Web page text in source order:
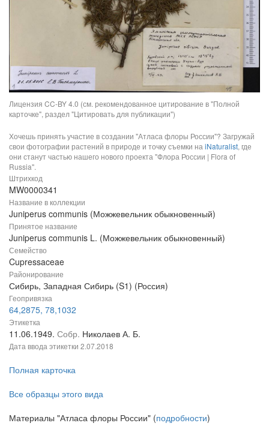
Лицензия CC-BY 4.0 (см. рекомендованное цитирование в "Полной
карточке", раздел "Цитировать для публикации")
Хочешь принять участие в создании "Атласа флоры России"? Загружай
свои фотографии растений в природе и точку съемки на iNaturalist, где
они станут частью нашего нового проекта "Флора России | Flora of
Russia".
Штрихкод
MW0000341
Название в коллекции
Juniperus communis (Можжевельник обыкновенный)
Принятое название
Juniperus communis L. (Можжевельник обыкновенный)
Семейство
Cupressaceae
Районирование
Сибирь, Западная Сибирь (S1) (Россия)
Геопривязка
64,2875, 78,1032
Этикетка
11.06.1949. Собр. Николаев А. Б.
Дата ввода этикетки 2.07.2018
Полная карточка
Все образцы этого вида
Материалы "Атласа флоры России" (подробности)